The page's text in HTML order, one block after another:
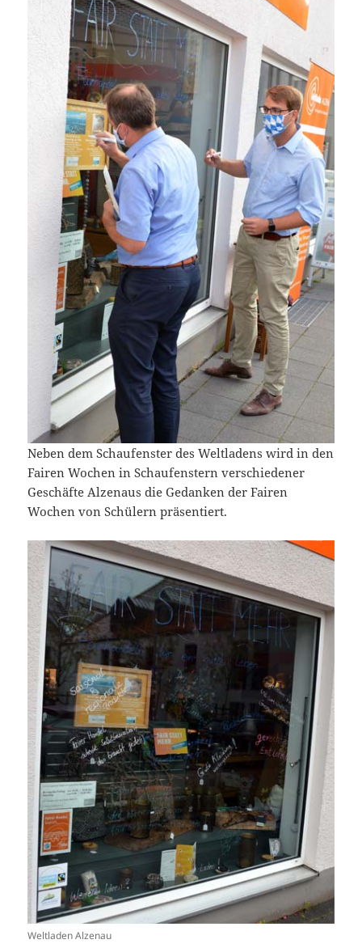
Neben dem Schaufenster des Weltladens wird in den
Fairen Wochen in Schaufenstern verschiedener
Geschäfte Alzenaus die Gedanken der Fairen
Wochen von Schülern präsentiert.
Weltladen Alzenau